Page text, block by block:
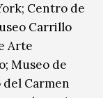
Centro de
Carrillo
Arte
Museo de
Carmen